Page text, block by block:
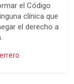
el Código
clínica que
el derecho a